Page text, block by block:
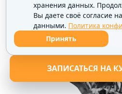
ЗАПИСАТЬСЯ НА
хранения данных.
Вы даете своё согласие
данными. Политика
Принять